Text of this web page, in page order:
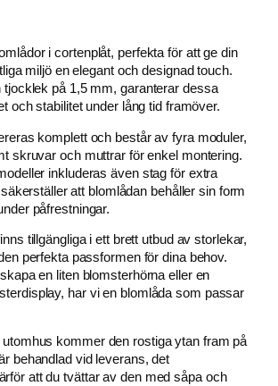
i cortenplåt, perfekta för att ge din
miljö en elegant och designad touch.
tjocklek på 1,5 mm, garanterar dessa
och stabilitet under lång tid framöver.
komplett och består av fyra moduler,
skruvar och muttrar för enkel montering.
inkluderas även stag för extra
att blomlådan behåller sin form
påfrestningar.
tillgängliga i ett brett utbud av storlekar,
perfekta passformen för dina behov.
en liten blomsterhörna eller en
har vi en blomlåda som passar
kommer den rostiga ytan fram på
behandlad vid leverans, det
att du tvättar av den med såpa och